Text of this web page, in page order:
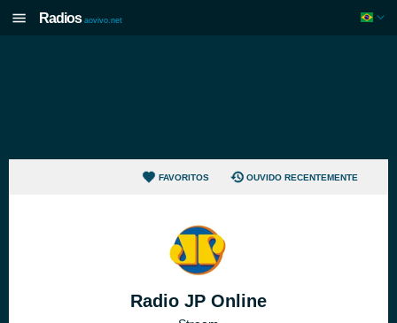
Radios aovivo.net
FAVORITOS OUVIDO RECENTEMENTE
Radio JP Online